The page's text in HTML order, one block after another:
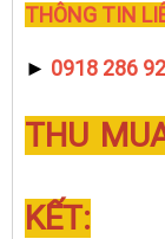
THÔNG TIN
► 0918 286
THU
KẾT: